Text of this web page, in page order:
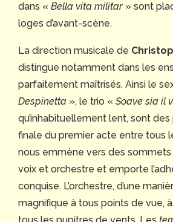
dans « Bella vita militar » sont
loges d’avant-scène.
La direction musicale de
distingue notamment dans les
parfaitement maîtrisés. Ainsi le
Despinetta », le trio « Soave sia il
qu’inhabituellement lent, sont des
finale du premier acte entre tous
nous emmène vers des sommets
voix et orchestre et emporte
conquise. L’orchestre, d’une
magnifique à tous points de vue,